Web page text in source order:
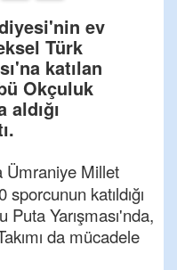
ev
Türk
katılan
Okçuluk
aldığı
Ümraniye Millet
katıldığı
Yarışması'nda,
da mücadele